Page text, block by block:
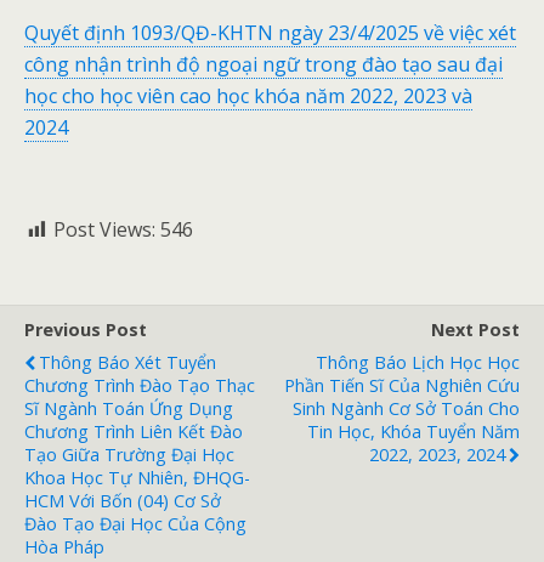
Quyết định 1093/QĐ-KHTN ngày 23/4/2025 về việc xét
công nhận trình độ ngoại ngữ trong đào tạo sau đại
học cho học viên cao học khóa năm 2022, 2023 và
2024
Post Views: 546
Previous Post
Thông Báo Xét Tuyển
Chương Trình Đào Tạo Thạc
Sĩ Ngành Toán Ứng Dụng
Chương Trình Liên Kết Đào
Tạo Giữa Trường Đại Học
Khoa Học Tự Nhiên, ĐHQG-
HCM Với Bốn (04) Cơ Sở
Đào Tạo Đại Học Của Cộng
Hòa Pháp
Next Post
Thông Báo Lịch Học Học
Phần Tiến Sĩ Của Nghiên Cứu
Sinh Ngành Cơ Sở Toán Cho
Tin Học, Khóa Tuyển Năm
2022, 2023, 2024